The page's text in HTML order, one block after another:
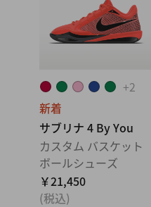
+2
新着
サブリナ 4 By You
カスタム バスケット
ボールシューズ
￥21,450
(税込)